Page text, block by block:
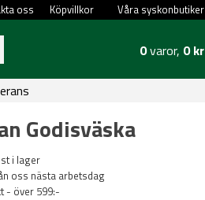
Våra syskonbutiker
Köpvillkor
oss
0varor, 0 kr
Godisväska
i lager
oss nästa arbetsdag
- över 599:-